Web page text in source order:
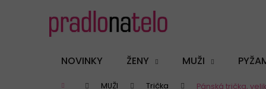
NOVINKY ŽENY MUŽI
Domů MUŽI Trička Pánská trička,
Zpět
Zpět